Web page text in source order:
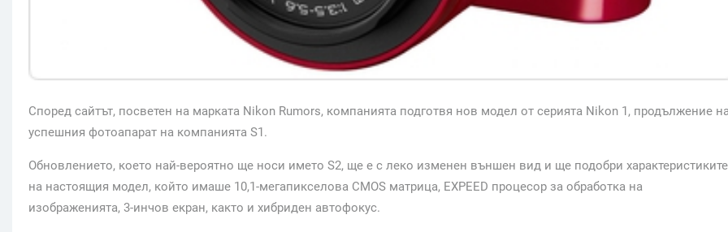
Според сайтът, посветен на марката Nikon Rumors, компанията подготвя нов модел от серията Nikon 1, продължение
успешния фотоапарат на компанията S1.
Обновлението, което най-вероятно ще носи името S2, ще е с леко изменен външен вид и ще подобри характеристиките
на настоящия модел, който имаше 10,1-мегапикселова CMOS матрица, EXPEED процесор за обработка на
изображенията, 3-инчов екран, както и хибриден автофокус.